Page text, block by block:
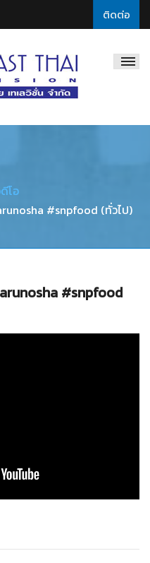
ติดต่อ
โอ
#snpfood (ทั่วไป)
#snpfood